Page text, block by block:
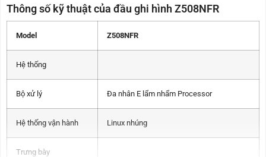
Thông số kỹ thuật của đầu ghi hình Z508NFR
Model Z508NFR
Hệ thống
Bộ xử lý Đa nhân E lẩm nhẩm Processor
Hệ thống vận hành Linux nhúng
Trưng bày